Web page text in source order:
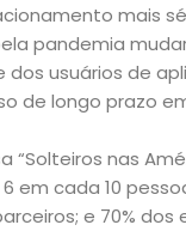
mais
pandemia
dos usuários de
de longo prazo
“Solteiros nas
6 em cada 10
e 70%